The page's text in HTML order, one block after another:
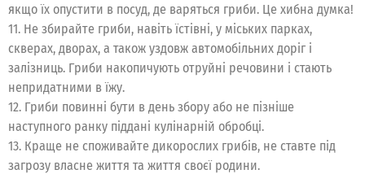
якщо їх опустити в посуд, де варяться гриби. Це хибна думка!
11. Не збирайте гриби, навіть їстівні, у міських парках,
скверах, дворах, а також уздовж автомобільних доріг і
залізниць. Гриби накопичують отруйні речовини і стають
непридатними в їжу.
12. Гриби повинні бути в день збору або не пізніше
наступного ранку піддані кулінарній обробці.
13. Краще не споживайте дикорослих грибів, не ставте під
загрозу власне життя та життя своєї родини.